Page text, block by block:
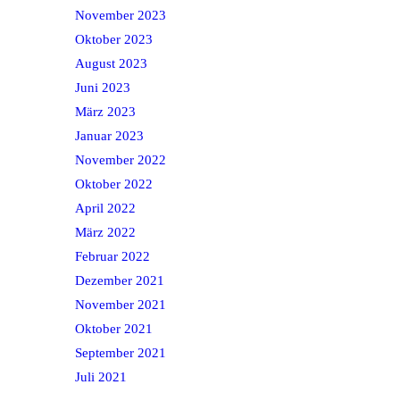
November 2023
Oktober 2023
August 2023
Juni 2023
März 2023
Januar 2023
November 2022
Oktober 2022
April 2022
März 2022
Februar 2022
Dezember 2021
November 2021
Oktober 2021
September 2021
Juli 2021